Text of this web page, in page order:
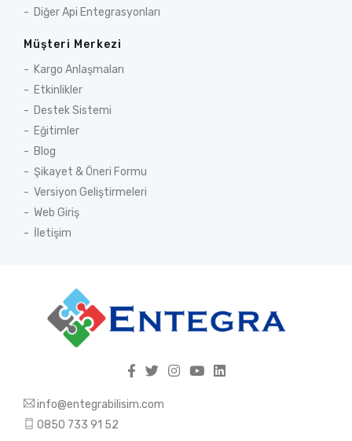
Diğer Api Entegrasyonları
Müşteri Merkezi
Kargo Anlaşmaları
Etkinlikler
Destek Sistemi
Eğitimler
Blog
Şikayet & Öneri Formu
Versiyon Geliştirmeleri
Web Giriş
İletişim
info@entegrabilisim.com
0850 733 91 52